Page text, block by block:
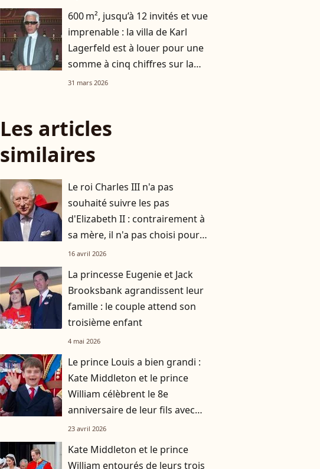
600 m², jusqu’à 12 invités et vue
imprenable : la villa de Karl
Lagerfeld est à louer pour une
somme à cinq chiffres sur la
Côte d’Azur
31 mars 2026
Les articles
similaires
Le roi Charles III n'a pas
souhaité suivre les pas
d'Elizabeth II : contrairement à
sa mère, il n'a pas choisi pour
résidence ce monument de la
16 avril 2026
La princesse Eugenie et Jack
Brooksbank agrandissent leur
famille : le couple attend son
troisième enfant
4 mai 2026
Le prince Louis a bien grandi :
Kate Middleton et le prince
William célèbrent le 8e
anniversaire de leur fils avec
des images inédites
23 avril 2026
Kate Middleton et le prince
William entourés de leurs trois